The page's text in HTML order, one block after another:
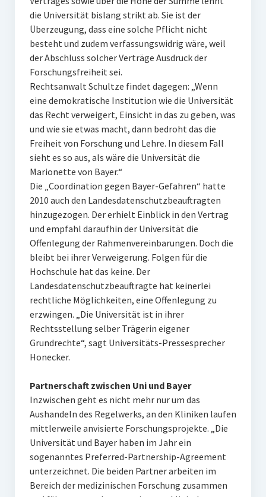
die Universität bislang strikt ab. Sie ist der
Überzeugung, dass eine solche Pflicht nicht
besteht und zudem verfassungswidrig wäre, weil
der Abschluss solcher Verträge Ausdruck der
Forschungsfreiheit sei.
Rechtsanwalt Schultze findet dagegen: „Wenn
eine demokratische Institution wie die Universität
das Recht verweigert, Einsicht in das zu geben, was
und wie sie etwas macht, dann bedroht das die
Freiheit von Forschung und Lehre. In diesem Fall
sieht es so aus, als wäre die Universität die
Marionette von Bayer.“
Die „Coordination gegen Bayer-Gefahren“ hatte
2010 auch den Landesdatenschutzbeauftragten
hinzugezogen. Der erhielt Einblick in den Vertrag
und empfahl daraufhin der Universität die
Offenlegung der Rahmenvereinbarungen. Doch die
bleibt bei ihrer Verweigerung. Folgen für die
Hochschule hat das keine. Der
Landesdatenschutzbeauftragte hat keinerlei
rechtliche Möglichkeiten, eine Offenlegung zu
erzwingen. „Die Universität ist in ihrer
Rechtsstellung selber Trägerin eigener
Grundrechte“, sagt Universitäts-Pressesprecher
Honecker.
Partnerschaft zwischen Uni und Bayer
Inzwischen geht es nicht mehr nur um das
Aushandeln des Regelwerks, an den Kliniken laufen
mittlerweile anvisierte Forschungsprojekte. „Die
Universität und Bayer haben im Jahr ein
sogenanntes Preferred-Partnership-Agreement
unterzeichnet. Die beiden Partner arbeiten im
Bereich der medizinischen Forschung zusammen